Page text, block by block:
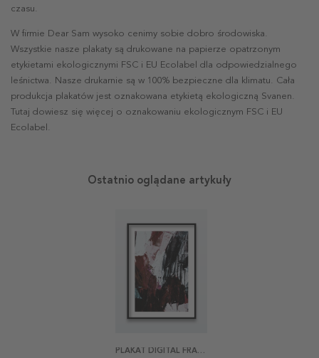
czasu.
W firmie Dear Sam wysoko cenimy sobie dobro środowiska.
Wszystkie nasze plakaty są drukowane na papierze opatrzonym
etykietami ekologicznymi FSC i EU Ecolabel dla odpowiedzialnego
leśnictwa. Nasze drukarnie są w 100% bezpieczne dla klimatu. Cała
produkcja plakatów jest oznakowana etykietą ekologiczną Svanen.
Tutaj dowiesz się więcej o oznakowaniu ekologicznym FSC i EU
Ecolabel.
Ostatnio oglądane artykuły
PLAKAT DIGITAL FRAGMENTS 2